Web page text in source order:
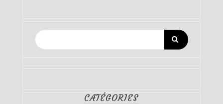
CATÉGORIES